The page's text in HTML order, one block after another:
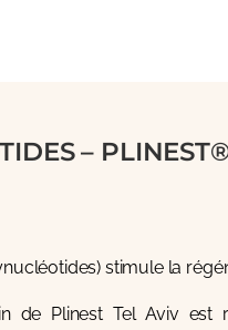
–
stimule la
de Plinest Tel Aviv est